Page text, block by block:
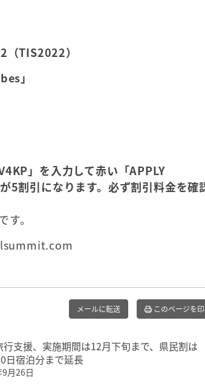
TIS2022）
」
」を入力して赤い「APPLY
5割引になります。必ず割引料金を確
。
メールに転送 このページを
行支援、実施期間は12月下旬まで、県民割は
日宿泊分まで延長
月26日